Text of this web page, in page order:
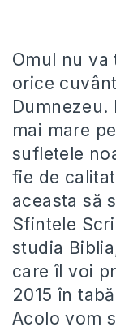
Omul nu va
orice
Dumnezeu.
mai mare
sufletele
fie de
aceasta să
Sfintele
studia
care îl voi
2015 în
Acolo vom